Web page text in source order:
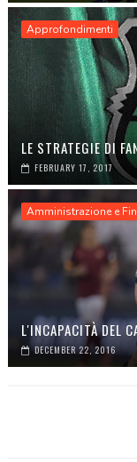
Approfondimenti
LE STRATEGIE DI
FEBRUARY 17, 2017
Amministrazione e
L'INCAPACITÀ DEL
DECEMBER 22, 2016